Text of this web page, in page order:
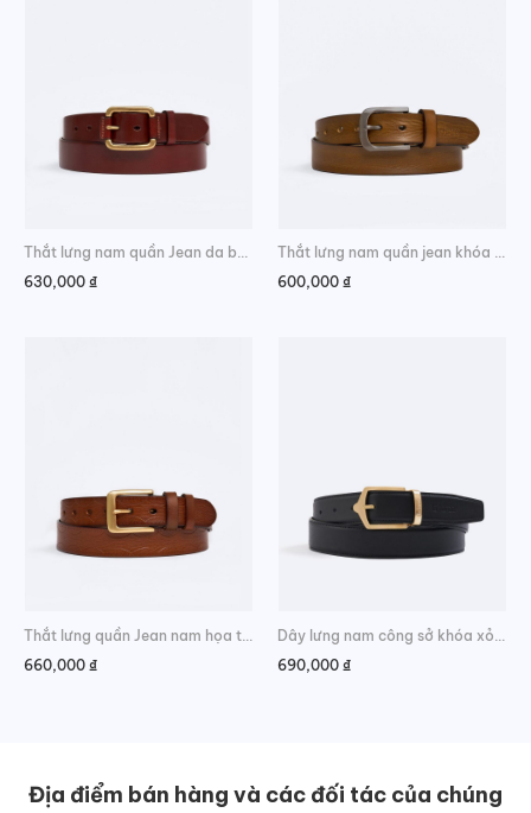
Thắt lưng nam quần Jean da bò đẹp cao cấp
630,000 ₫
Thắt lưng nam quần jean khóa kim
600,000 ₫
Thắt lưng quần Jean nam họa tiết viền đẹp
660,000 ₫
690,000 ₫
Địa điểm bán hàng và các đối tác của chúng